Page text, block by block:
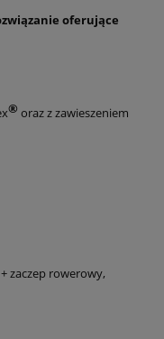
oferujące
® oraz z zawieszeniem
zaczep rowerowy,